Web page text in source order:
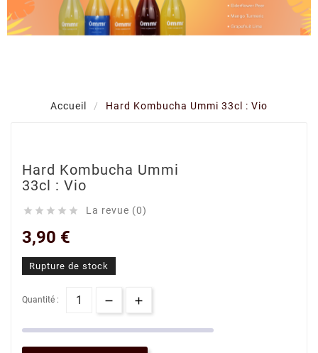
Accueil Hard Kombucha Ummi 33cl : Vio
Hard Kombucha Ummi
33cl : Vio
     La revue (0)
3,90 €
Rupture de stock
Quantité :